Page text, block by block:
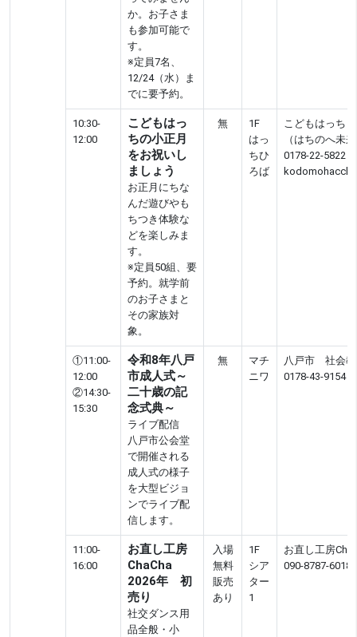
か。お子さま
も参加可能で
す。
※定員7名、
12/24（水）ま
でに要予約。
10:30-
12:00
こどもはっ
ちの小正月
をお祝いし
ましょう
お正月にちな
んだ遊びやも
ちつき体験な
どを楽しみま
す。
※定員50組、要
予約。就学前
のお子さまと
その家族対
象。
無
1F
はっ
ちひ
ろば
こどもはっち
（はちのへ未
0178-22-5822
①11:00-
12:00
②14:30-
15:30
令和8年八戸
市成人式～
二十歳の記
念式典～
ライブ配信
八戸市公会堂
で開催される
成人式の様子
を大型ビジョ
ンでライブ配
信します。
無
マチ
ニワ
八戸市 社会教
0178-43-9154
11:00-
16:00
お直し工房
ChaCha
2026年 初
売り
社交ダンス用
品全般・小
入場
無料
販売
あり
1F
シア
ター
1
お直し工房
090-8787-6018